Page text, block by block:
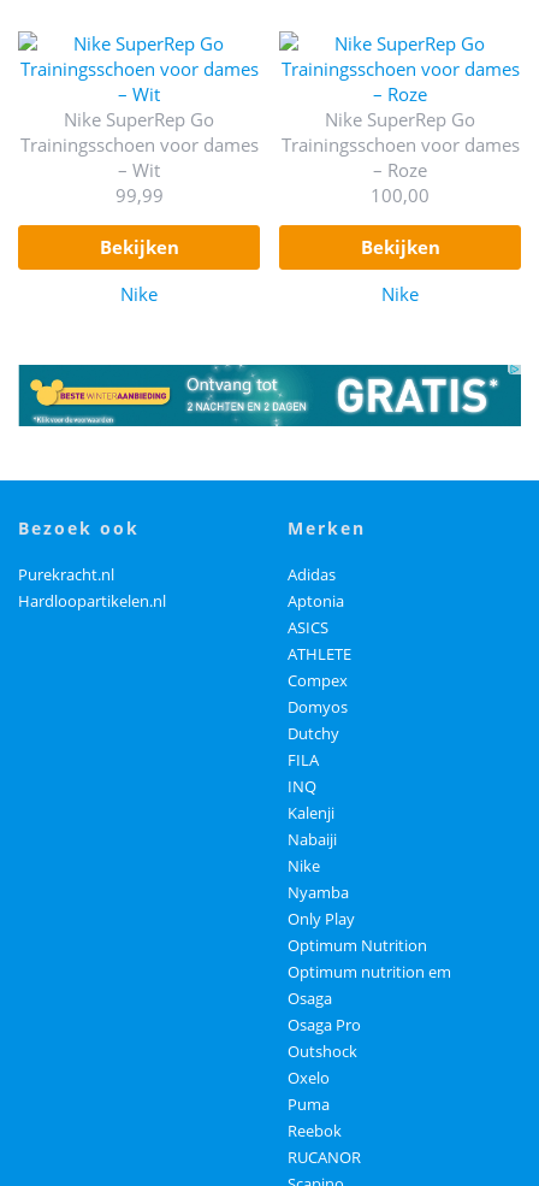
Nike SuperRep Go
Trainingsschoen voor dames
– Wit
99,99
bekijken
Nike
Nike SuperRep Go
Trainingsschoen voor dames
– Roze
100,00
bekijken
Nike
bezoek ook
Purekracht.nl
Hardloopartikelen.nl
merken
Adidas
Aptonia
ASICS
ATHLETE
Compex
Domyos
Dutchy
FILA
INQ
Kalenji
Nabaiji
Nike
Nyamba
Only Play
Optimum Nutrition
Optimum nutrition em
Osaga
Osaga Pro
Outshock
Oxelo
Puma
Reebok
RUCANOR